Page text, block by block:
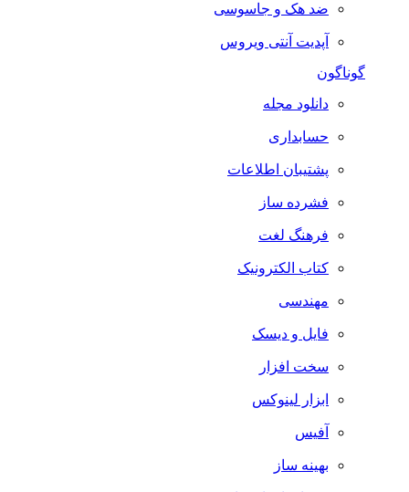
ضد هک و جاسوسی
آپدیت آنتی ویروس
گوناگون
دانلود مجله
حسابداری
پشتیبان اطلاعات
فشرده ساز
فرهنگ لغت
کتاب الکترونیک
مهندسی
فایل و دیسک
سخت افزار
ابزار لینوکس
آفیس
بهینه ساز